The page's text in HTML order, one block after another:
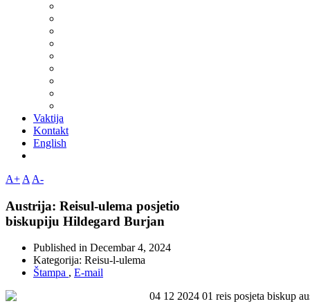
Vaktija
Kontakt
English
A+ A A-
Austrija: Reisul-ulema posjetio
biskupiju Hildegard Burjan
Published in Decembar 4, 2024
Kategorija: Reisu-l-ulema
Štampa , E-mail